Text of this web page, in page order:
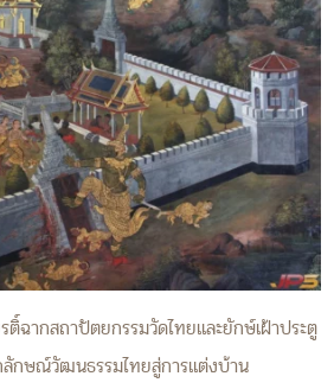
ติ์ฉากสถาปัตยกรรมวัดไทยและยักษ์เฝ้าประตู
ลักษณ์วัฒนธรรมไทยสู่การแต่งบ้าน